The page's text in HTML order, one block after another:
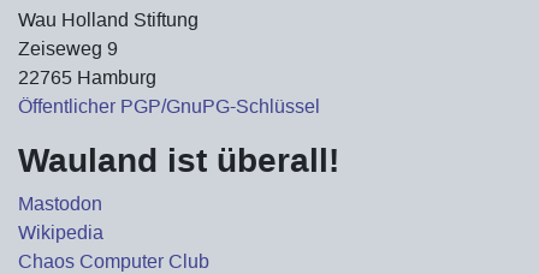
Wau Holland Stiftung
Zeiseweg 9
22765 Hamburg
Öffentlicher PGP/GnuPG-Schlüssel
Wauland ist überall!
Mastodon
Wikipedia
Chaos Computer Club